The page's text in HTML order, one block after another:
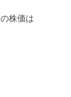
株価は